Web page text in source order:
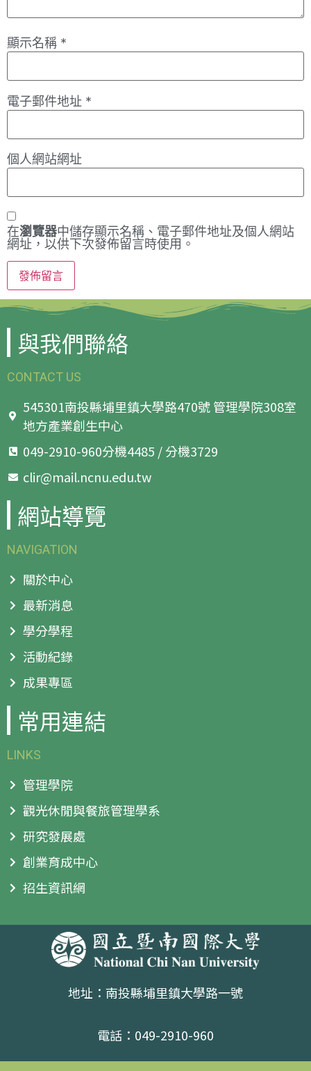
顯示名稱 *
電子郵件地址 *
個人網站網址
在瀏覽器中儲存顯示名稱、電子郵件地址及個人網站
網址，以供下次發佈留言時使用。
與我們聯絡
CONTACT US
545301南投縣埔里鎮大學路470號 管理學院308室
地方產業創生中心
049-2910-960分機4485 / 分機3729
clir@mail.ncnu.edu.tw
網站導覽
NAVIGATION
關於中心
最新消息
學分學程
活動紀錄
成果專區
常用連結
LINKS
管理學院
觀光休閒與餐旅管理學系
研究發展處
創業育成中心
招生資訊網
地址：南投縣埔里鎮大學路一號
電話：049-2910-960